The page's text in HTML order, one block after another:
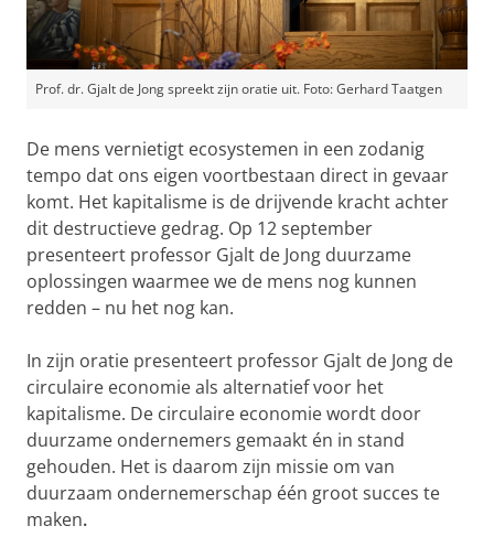
Prof. dr. Gjalt de Jong spreekt zijn oratie uit. Foto: Gerhard Taatgen
De mens vernietigt ecosystemen in een zodanig
tempo dat ons eigen voortbestaan direct in gevaar
komt. Het kapitalisme is de drijvende kracht achter
dit destructieve gedrag. Op 12 september
presenteert professor Gjalt de Jong duurzame
oplossingen waarmee we de mens nog kunnen
redden – nu het nog kan.
In zijn oratie presenteert professor Gjalt de Jong de
circulaire economie als alternatief voor het
kapitalisme. De circulaire economie wordt door
duurzame ondernemers gemaakt én in stand
gehouden. Het is daarom zijn missie om van
duurzaam ondernemerschap één groot succes te
maken.